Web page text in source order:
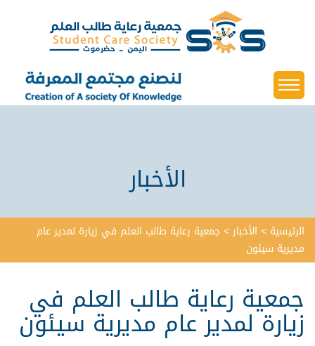
الأخبار
الرئيسية > الأخبار>جمعية رعاية طالب العلم في زيارة لمدير عام
مديرية سيئون
جمعية رعاية طالب العلم في
زيارة لمدير عام مديرية سيئون